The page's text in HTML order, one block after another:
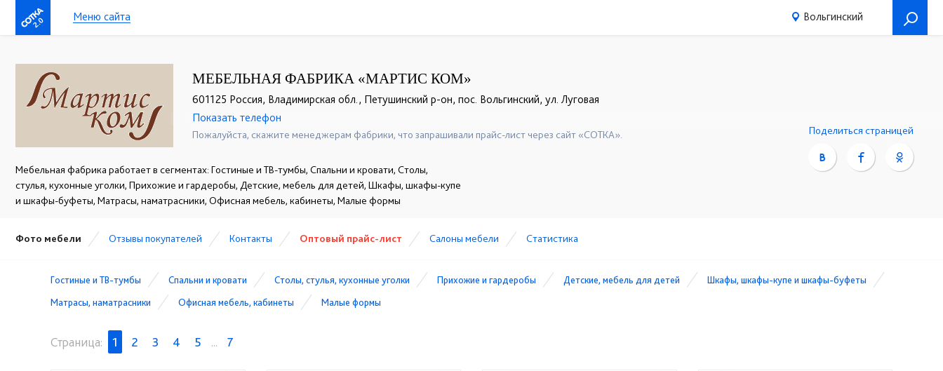
2.0 Меню сайта Вольгинский
МЕБЕЛЬНАЯ ФАБРИКА «МАРТИС КОМ»
601125 Россия, Владимирская обл., Петушинский р-он, пос. Вольгинский, ул. Луговая
☎+7 (49243) 7-19-70
Показать телефон
Пожалуйста, скажите менеджерам фабрики, что запрашивали прайс-лист через сайт «СОТКА».
Мебельная фабрика работает в сегментах: Гостиные и ТВ-тумбы, Спальни и кровати, Столы,
стулья, кухонные уголки, Прихожие и гардеробы, Детские, мебель для детей, Шкафы, шкафы-купе
и шкафы-буфеты, Матрасы, наматрасники, Офисная мебель, кабинеты, Малые формы
Поделиться страницей
Фото мебели Отзывы покупателей Контакты Оптовый прайс-лист Cалоны мебели Статистика
Гостиные и ТВ-тумбы Спальни и кровати Столы, стулья, кухонные уголки Прихожие и гардеробы Детские, мебель для детей
Шкафы, шкафы-купе и шкафы-буфеты
Матрасы, наматрасники
Офисная мебель, кабинеты Малые формы
Страница: 1 2 3 4 5 ... 7